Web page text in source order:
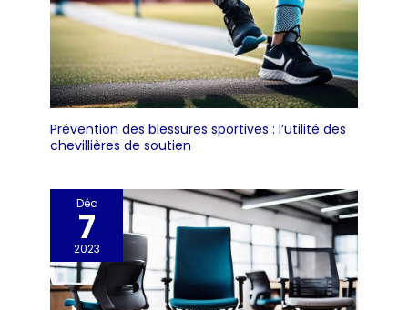
Prévention des blessures sportives : l’utilité des
chevillières de soutien
Déc
7
2023